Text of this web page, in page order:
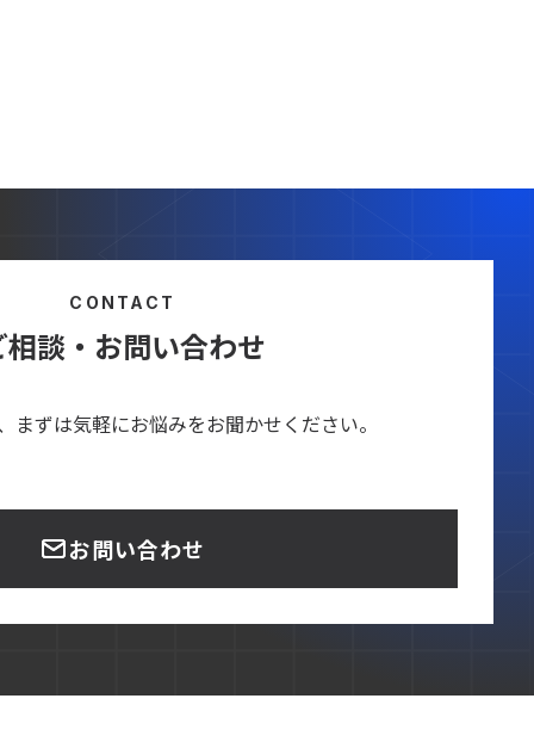
CONTACT
相談・お問い合わせ
まずは気軽にお悩みをお聞かせください。
お問い合わせ